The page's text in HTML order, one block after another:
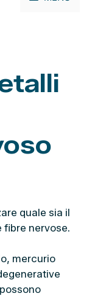
quale sia il
fibre nervose.
mercurio